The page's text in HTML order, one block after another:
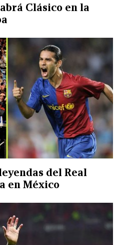
Clásico en la
del Real
en México